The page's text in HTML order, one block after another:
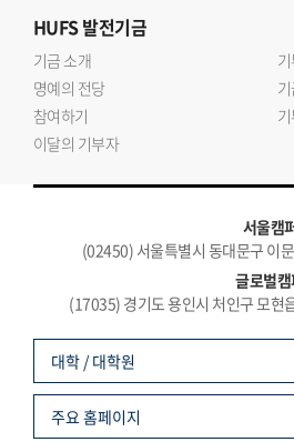
HUFS발전기금
기금 소개
명예의 전당
참여하기
이달의 기부자
서울캠
(02450) 서울특별시 동대문구 이
글로벌
(17035) 경기도 용인시 처인구 모
대학 / 대학원
주요 홈페이지